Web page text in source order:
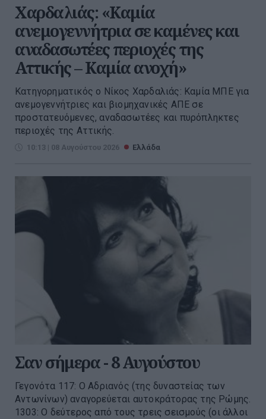
Χαρδαλιάς: «Καμία
ανεμογεννήτρια σε καμένες και
αναδασωτέες περιοχές της
Αττικής – Καμία ανοχή»
Κατηγορηματικός ο Νίκος Χαρδαλιάς: Καμία ΜΠΕ για
ανεμογεννήτριες και βιομηχανικές ΑΠΕ σε
προστατευόμενες, αναδασωτέες και πυρόπληκτες
περιοχές της Αττικής.
10:13 | 08 Αυγούστου 2026 Ελλάδα
Σαν σήμερα - 8 Αυγούστου
Γεγονότα 117: Ο Αδριανός (της δυναστείας των
Αντωνίνων) αναγορεύεται αυτοκράτορας της Ρώμης.
1303: Ο δεύτερος από τους τρεις σεισμούς (οι άλλοι